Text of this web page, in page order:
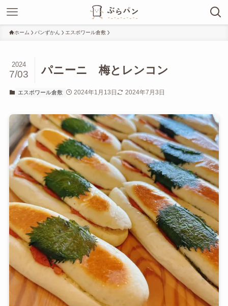
ホーム パンずかん エスポワール倉敷
パニーニ 梅とレンコン
2024
7/03
エスポワール倉敷 2024年1月13日 2024年7月3日